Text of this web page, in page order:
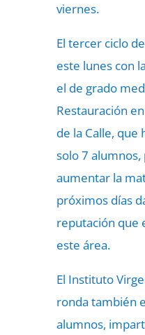
viernes.
El tercer ciclo
este lunes con
el de grado
Restauración
de la Calle, que
solo 7
aumentar la
próximos días
reputación que
este área.
El Instituto
ronda también
alumnos,